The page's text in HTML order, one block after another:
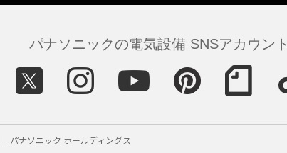
パナソニックの電気設備 SNSアカウント
パナソニック ホールディングス